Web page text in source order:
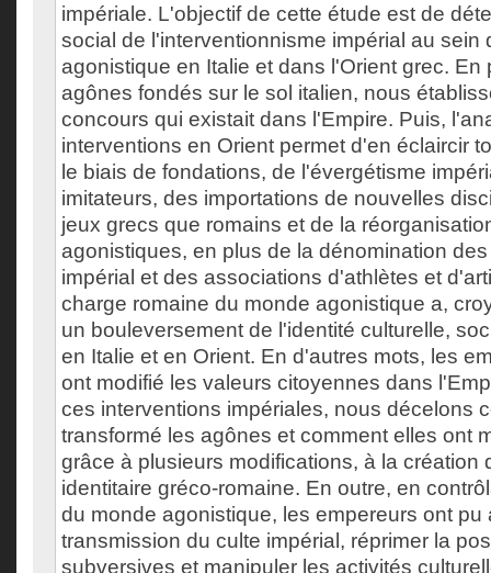
impériale. L'objectif de cette étude est de
social de l'interventionnisme impérial au sein
agonistique en Italie et dans l'Orient grec. En
agônes fondés sur le sol italien, nous
concours qui existait dans l'Empire. Puis,
interventions en Orient permet d'en éclaircir
le biais de fondations, de l'évergétisme
imitateurs, des importations de nouvelles
jeux grecs que romains et de la
agonistiques, en plus de la dénomination
impérial et des associations d'athlètes et
charge romaine du monde agonistique a,
un bouleversement de l'identité culturelle,
en Italie et en Orient. En d'autres mots, les
ont modifié les valeurs citoyennes dans
ces interventions impériales, nous décelons
transformé les agônes et comment elles ont
grâce à plusieurs modifications, à la création
identitaire gréco-romaine. En outre, en
du monde agonistique, les empereurs ont pu
transmission du culte impérial, réprimer la
subversives et manipuler les activités